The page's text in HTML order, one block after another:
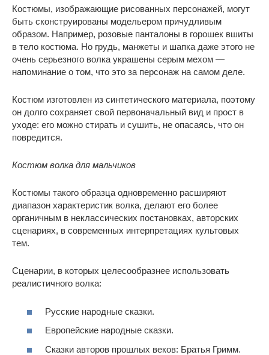
Костюмы, изображающие рисованных персонажей, могут
быть сконструированы модельером причудливым
образом. Например, розовые панталоны в горошек вшиты
в тело костюма. Но грудь, манжеты и шапка даже этого не
очень серьезного волка украшены серым мехом —
напоминание о том, что это за персонаж на самом деле.
Костюм изготовлен из синтетического материала, поэтому
он долго сохраняет свой первоначальный вид и прост в
уходе: его можно стирать и сушить, не опасаясь, что он
повредится.
Костюм волка для мальчиков
Костюмы такого образца одновременно расширяют
диапазон характеристик волка, делают его более
органичным в неклассических постановках, авторских
сценариях, в современных интерпретациях культовых
тем.
Сценарии, в которых целесообразнее использовать
реалистичного волка:
Русские народные сказки.
Европейские народные сказки.
Сказки авторов прошлых веков: Братья Гримм.